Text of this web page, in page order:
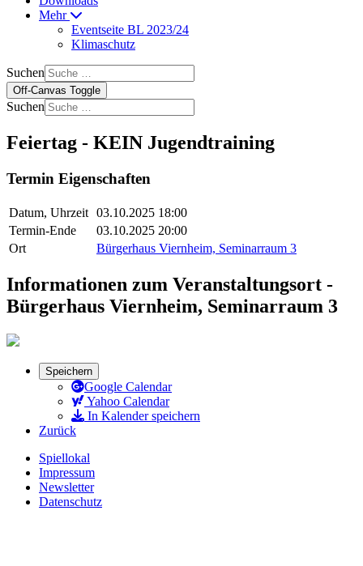
Mehr
Eventseite BL 2023/24
Klimaschutz
Suchen
Off-Canvas Toggle
Suchen
Feiertag - KEIN Jugendtraining
Termin Eigenschaften
Datum, Uhrzeit 03.10.2025 18:00
Termin-Ende
03.10.2025 20:00
Ort
Bürgerhaus Viernheim, Seminarraum 3
Informationen zum Veranstaltungsort -
Bürgerhaus Viernheim, Seminarraum 3
Speichern
Google Calendar
Yahoo Calendar
In Kalender speichern
Zurück
Spiellokal
Impressum
Newsletter
Datenschutz